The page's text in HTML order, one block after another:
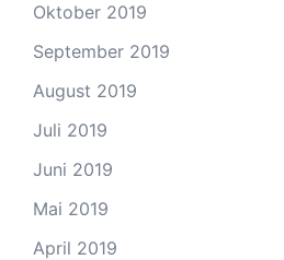
Oktober 2019
September 2019
August 2019
Juli 2019
Juni 2019
Mai 2019
April 2019